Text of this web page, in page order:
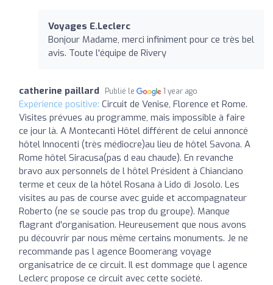
Voyages E.Leclerc
Bonjour Madame, merci infiniment pour ce très bel
avis. Toute l'équipe de Rivery
catherine paillard Publié le 1 year ago
Expérience positive: Circuit de Venise, Florence et Rome.
Visites prévues au programme, mais impossible à faire
ce jour là. A Montecanti Hôtel différent de celui annoncé
hôtel Innocenti (très médiocre)au lieu de hôtel Savona. A
Rome hôtel Siracusa(pas d eau chaude). En revanche
bravo aux personnels de l hôtel Président à Chianciano
terme et ceux de la hôtel Rosana à Lido di Josolo. Les
visites au pas de course avec guide et accompagnateur
Roberto (ne se soucie pas trop du groupe). Manque
flagrant d'organisation. Heureusement que nous avons
pu découvrir par nous même certains monuments. Je ne
recommande pas l agence Boomerang voyage
organisatrice de ce circuit. Il est dommage que l agence
Leclerc propose ce circuit avec cette société.